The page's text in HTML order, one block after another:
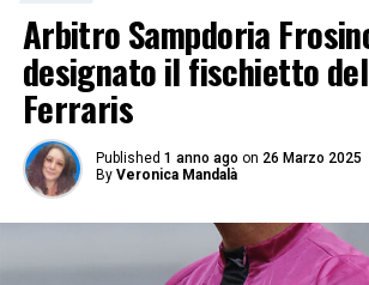
Arbitro Sampdoria
designato il fischietto
Ferraris
Published 1 anno ago on 26 Marzo 2025
By Veronica Mandalà